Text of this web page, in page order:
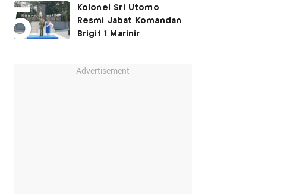
Kolonel Sri Utomo
Resmi Jabat Komandan
Brigif 1 Marinir
Advertisement